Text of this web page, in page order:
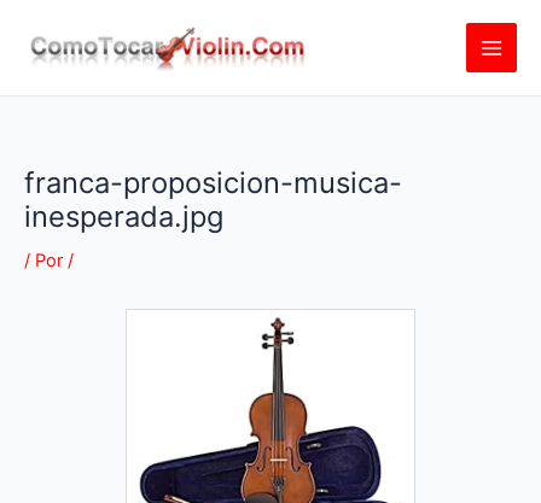
franca-proposicion-musica-
inesperada.jpg
/ Por /